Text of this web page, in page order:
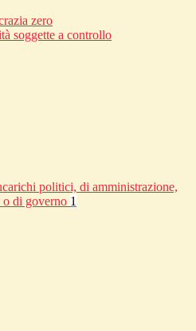
zero
soggette a controllo
politici, di amministrazione,
di governo 1